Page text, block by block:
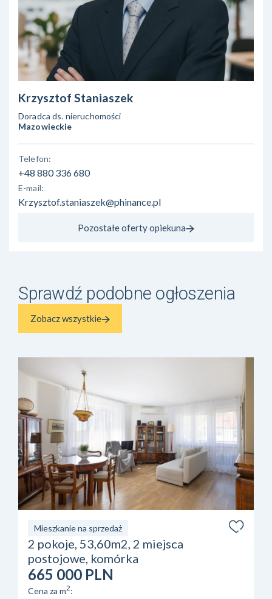
Krzysztof Staniaszek
Doradca ds. nieruchomości
Mazowieckie
Telefon:
+48 880 336 680
E-mail:
Krzysztof.staniaszek@phinance.pl
Pozostałe oferty opiekuna
Sprawdź podobne ogłoszenia
Zobacz wszystkie
Mieszkanie na sprzedaż
2 pokoje, 53,60m2, 2 miejsca
postojowe, komórka
665 000 PLN
Cena za m2: